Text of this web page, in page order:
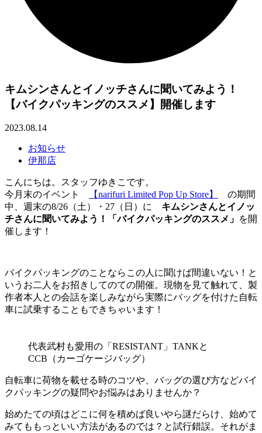
キムシンさんとイノッチさんに聞いてみよう！
【バイクパッキングのススメ】開催します
2023.08.14
お知らせ
伊那店
こんにちは。スタッフゆきこです。
今月末のイベント
【narifuri Limited Pop Up Store】
の期間
中、週末の8/26（土）・27（日）に キムシンさんとイノッ
チさんに聞いてみよう！「バイクパッキングのススメ」 を開
催します！
バイクパッキングのことならこの人に聞けば間違いない！と
いうお二人をお招きしてのての開催。現物を見て触れて、製
作者本人との会話を楽しみながら実際にバッグを付けた自転
車に試乗することもできちゃいます！
代表武村も愛用の「RESISTANT」TANKと
CCB（カーゴケージバッグ）
自転車に荷物を載せる時のコツや、バッグの選び方などバイ
クパッキングの疑問やお悩みはありませんか？
始めたての頃はどこに何を積めば良いやら謎だらけ、始めて
みてももっといい方法があるのでは？と試行錯誤。それがま